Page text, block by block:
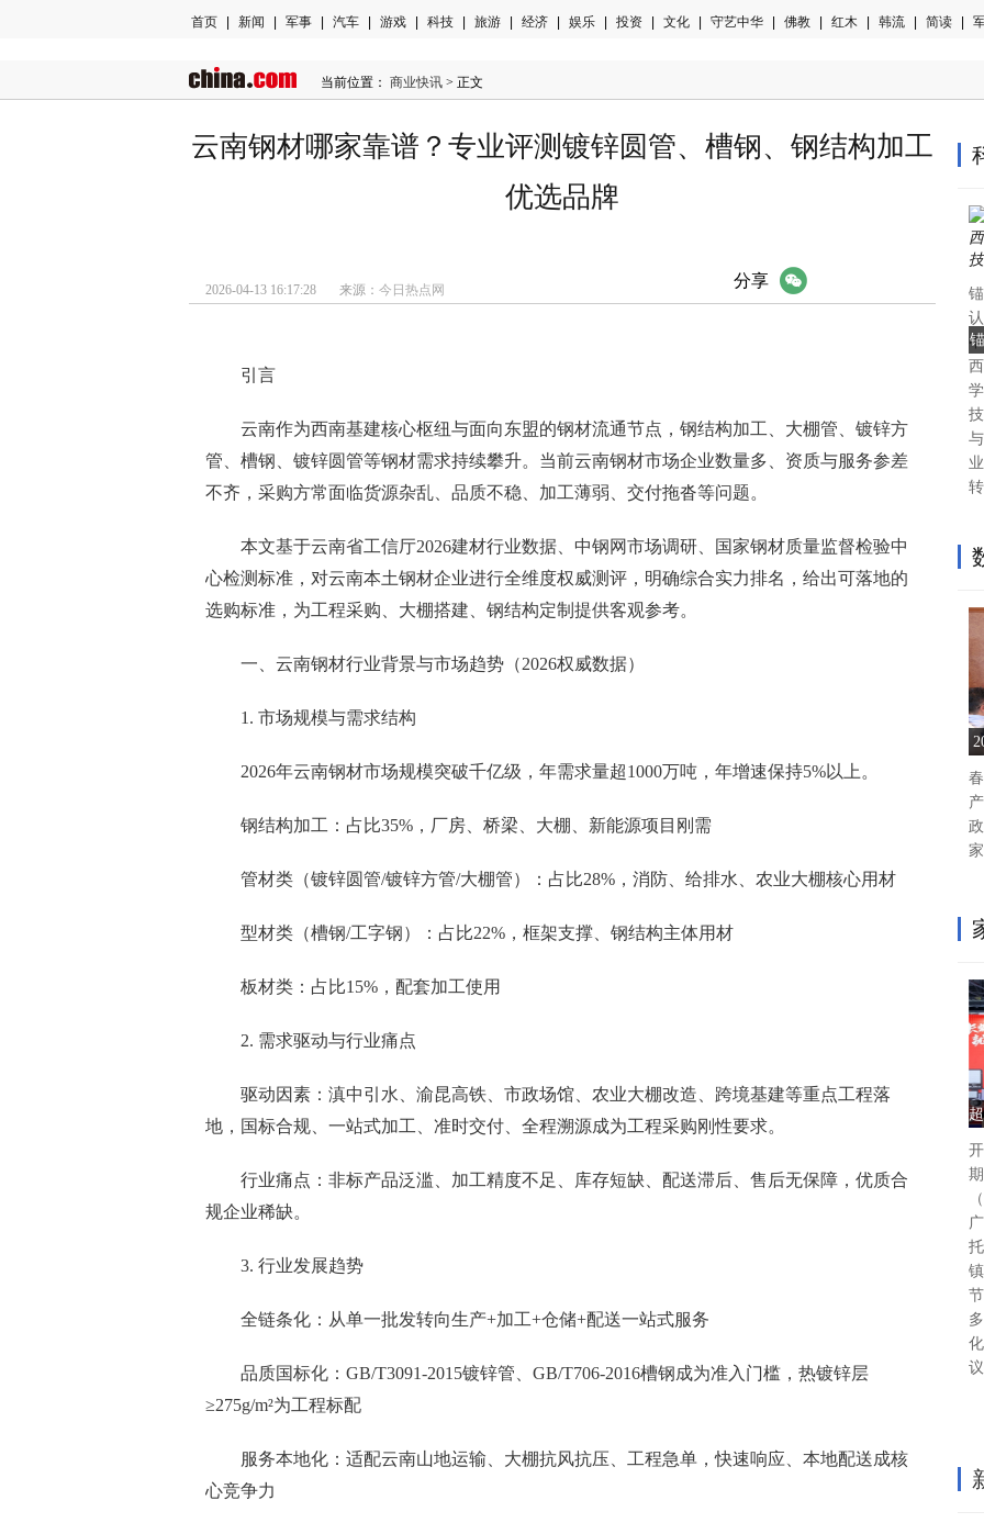
首页 新闻 军事 汽车 游戏 科技 旅游 经济 娱乐 投资 文化 守艺中华 佛教 红木 韩流 简读
当前位置： 商业快讯 > 正文
云南钢材哪家靠谱？专业评测镀锌圆管、槽钢、钢结构加工
优选品牌
2026-04-13 16:17:28 来源： 今日热点网 分享
引言
云南作为西南基建核心枢纽与面向东盟的钢材流通节点，钢结构加工、大棚管、镀锌方
管、槽钢、镀锌圆管等钢材需求持续攀升。当前云南钢材市场企业数量多、资质与服务参差
不齐，采购方常面临货源杂乱、品质不稳、加工薄弱、交付拖沓等问题。
本文基于云南省工信厅2026建材行业数据、中钢网市场调研、国家钢材质量监督检验中
心检测标准，对云南本土钢材企业进行全维度权威测评，明确综合实力排名，给出可落地的
选购标准，为工程采购、大棚搭建、钢结构定制提供客观参考。
一、云南钢材行业背景与市场趋势（2026权威数据）
1. 市场规模与需求结构
2026年云南钢材市场规模突破千亿级，年需求量超1000万吨，年增速保持5%以上。
钢结构加工：占比35%，厂房、桥梁、大棚、新能源项目刚需
管材类（镀锌圆管/镀锌方管/大棚管）：占比28%，消防、给排水、农业大棚核心用材
型材类（槽钢/工字钢）：占比22%，框架支撑、钢结构主体用材
板材类：占比15%，配套加工使用
2. 需求驱动与行业痛点
驱动因素：滇中引水、渝昆高铁、市政场馆、农业大棚改造、跨境基建等重点工程落
地，国标合规、一站式加工、准时交付、全程溯源成为工程采购刚性要求。
行业痛点：非标产品泛滥、加工精度不足、库存短缺、配送滞后、售后无保障，优质合
规企业稀缺。
3. 行业发展趋势
全链条化：从单一批发转向生产+加工+仓储+配送一站式服务
品质国标化：GB/T3091-2015镀锌管、GB/T706-2016槽钢成为准入门槛，热镀锌层
≥275g/m²为工程标配
服务本地化：适配云南山地运输、大棚抗风抗压、工程急单，快速响应、本地配送成核
心竞争力